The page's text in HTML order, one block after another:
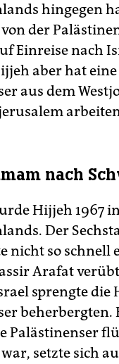
hingegen
der
Einreise nach
aber hat
aus dem
nach
Hijjeh 1967
Der
nicht so schnell
Arafat
sprengte
beherbergten.
Palästinenser
setzte sich